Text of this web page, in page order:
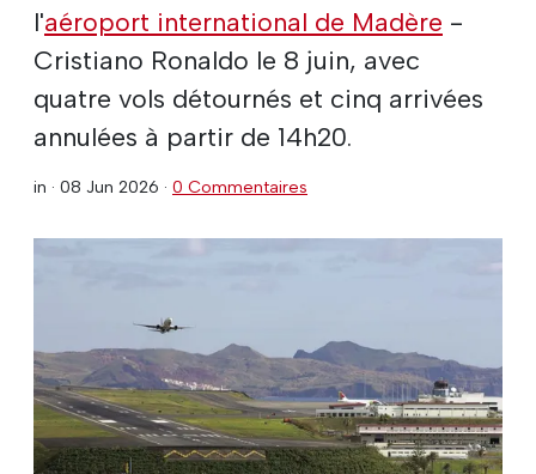
l'aéroport international de Madère -
Cristiano Ronaldo le 8 juin, avec
quatre vols détournés et cinq arrivées
annulées à partir de 14h20.
in · 08 Jun 2026 · 0 Commentaires